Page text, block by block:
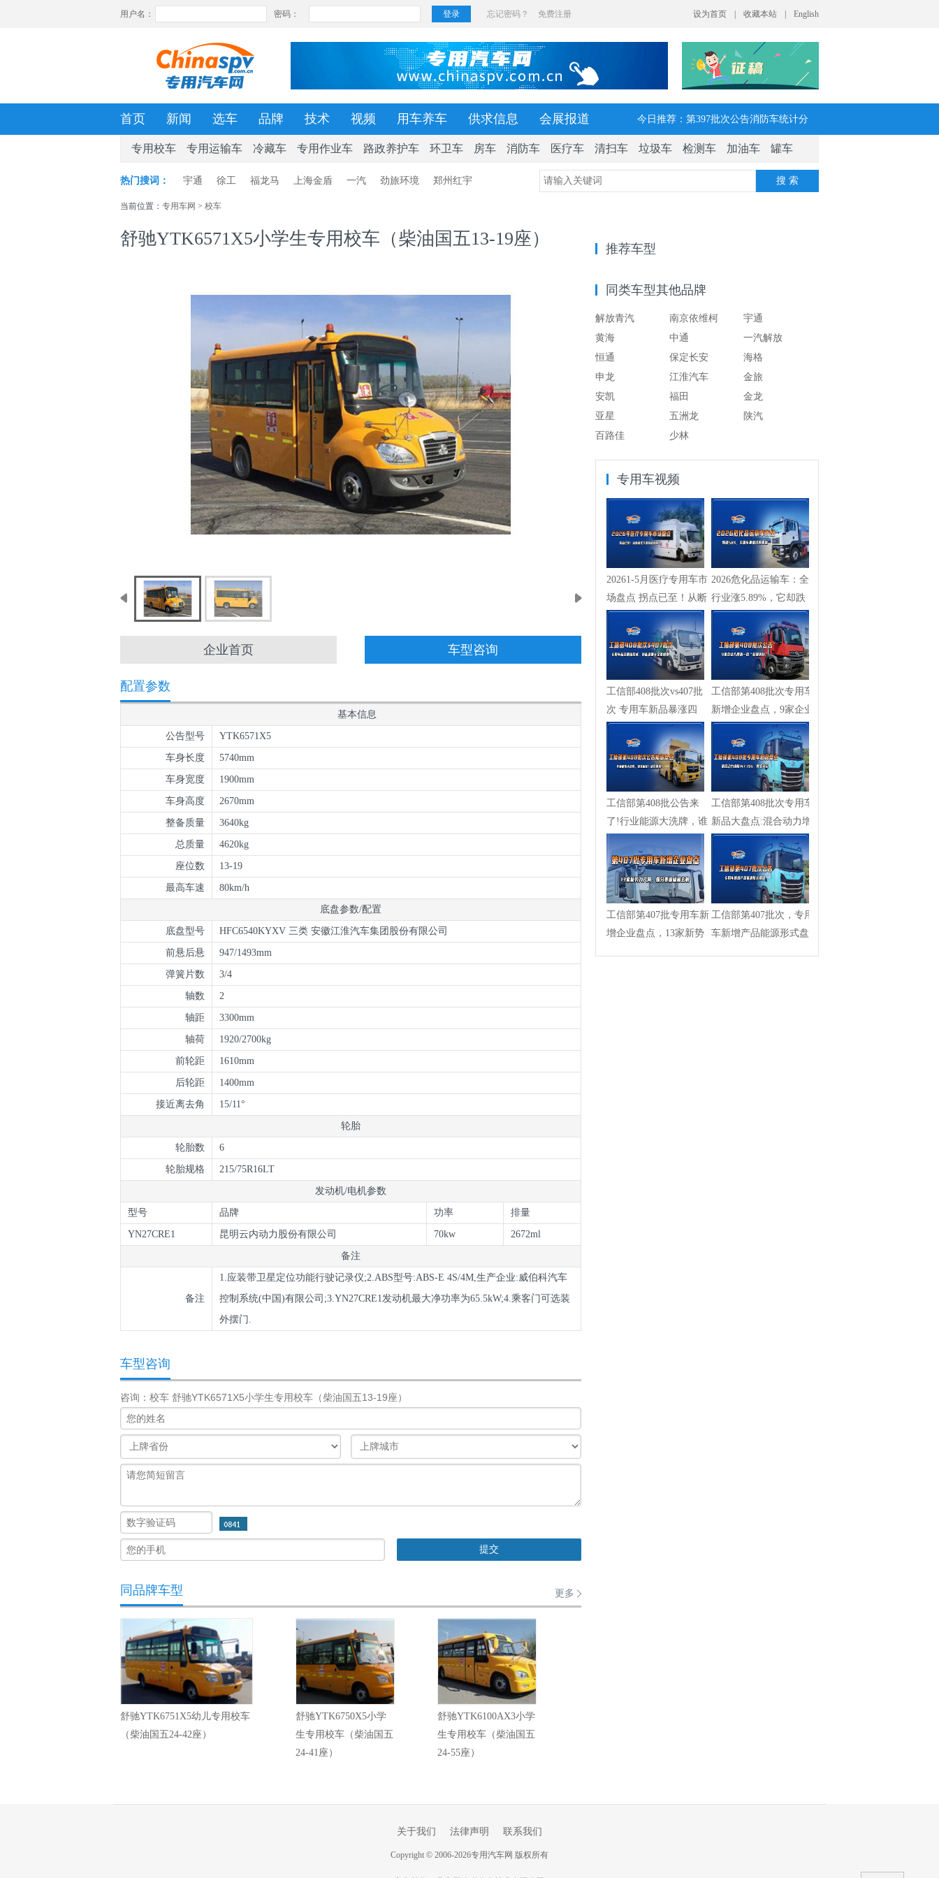
首页 新闻 选车 品牌 技术 视频 用车养车 供求信息 会展报道 今日推荐：第397批次公告消防车统计分
析：公示企业达21家11种车型，水罐、器
V7H危货牵引车获安徽客户青睐
专用校车 专用运输车 冷藏车 专用作业车 路政养护车 环卫车 房车 消防车 医疗车 清扫车 垃圾车 检测车 加油车 罐车
热门搜词： 宇通 徐工 福龙马 上海金盾 一汽 劲旅环境 郑州红宇 搜 索
当前位置： 专用车网 > 校车
舒驰YTK6571X5小学生专用校车（柴油国五13-19座）
企业首页 车型咨询
配置参数
基本信息
公告型号 YTK6571X5
车身长度 5740mm
车身宽度 1900mm
车身高度 2670mm
整备质量 3640kg
总质量 4620kg
座位数 13-19
最高车速 80km/h
底盘参数/配置
底盘型号 HFC6540KYXV 三类 安徽江淮汽车集团股份有限公司
前悬后悬 947/1493mm
弹簧片数 3/4
轴数 2
轴距 3300mm
轴荷 1920/2700kg
前轮距 1610mm
后轮距 1400mm
接近离去角 15/11°
轮胎
轮胎数 6
轮胎规格 215/75R16LT
发动机/电机参数
型号 品牌 功率 排量
YN27CRE1 昆明云内动力股份有限公司 70kw 2672ml
备注
备注
1.应装带卫星定位功能行驶记录仪;2.ABS型号:ABS-E 4S/4M,生产企业:威伯科汽车
控制系统(中国)有限公司;3.YN27CRE1发动机最大净功率为65.5kW;4.乘客门可选装
外摆门.
车型咨询
咨询：校车 舒驰YTK6571X5小学生专用校车（柴油国五13-19座）
同品牌车型 更多
舒驰YTK6751X5幼儿专用校车
（柴油国五24-42座）
舒驰YTK6750X5小学
生专用校车（柴油国五
24-41座）
舒驰YTK6100AX3小学
生专用校车（柴油国五
24-55座）
推荐车型
同类车型其他品牌
解放青汽 南京依维柯
宇通
黄海
中通
一汽解放
恒通
保定长安
海格
申龙
江淮汽车
金旅
安凯
福田
金龙
亚星
五洲龙
陕汽
百路佳
少林
专用车视频
20261-5月医疗专用车市
场盘点 拐点已至！从断
崖式下...
2026危化品运输车：全
行业涨5.89%，它却跌
58%，专用车...
工信部408批次vs407批
次 专用车新品暴涨四
成，新能源...
工信部第408批次专用车
新增企业盘点，9家企业
入局清一...
工信部第408批公告来
了!行业能源大洗牌，谁
工信部第408批次专用车
新品大盘点:混合动力增
幅147.79...
工信部第407批专用车新
增企业盘点，13家新势
工信部第407批次，专用
车新增产品能源形式盘
关于我们 法律声明 联系我们
Copyright © 2006-2026专用汽车网 版权所有